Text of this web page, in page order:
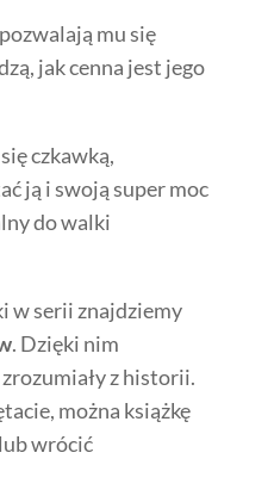
mu się
jak cenna jest jego
czkawką,
ją i swoją super moc
do walki
w serii znajdziemy
. Dzięki nim
z historii.
można książkę
wrócić